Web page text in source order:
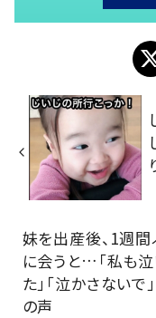
妹を出産後、1週
に会うと…「私も
た」「泣かさないで
の声